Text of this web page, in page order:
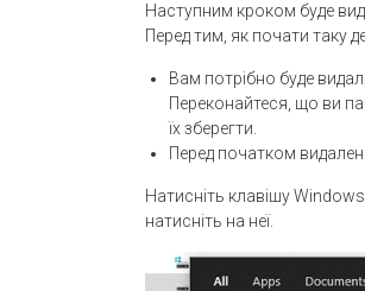
Наступним кроком буде
Перед тим, як почати таку
Вам потрібно буде
Переконайтеся, що ви
їх зберегти.
Перед початком
Натисніть клавішу
натисніть на неї.